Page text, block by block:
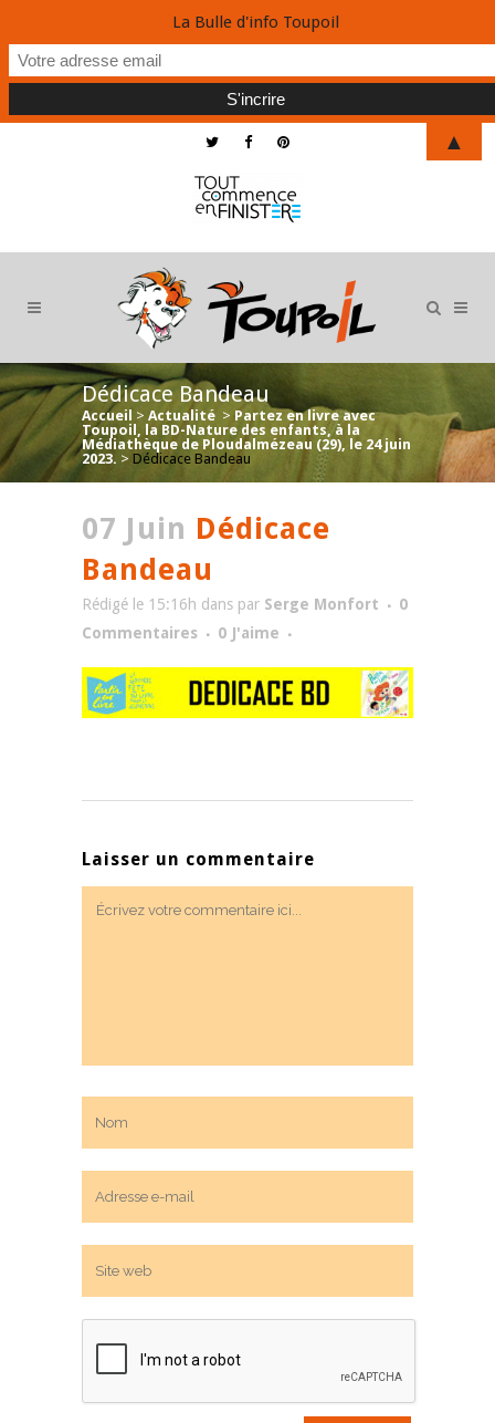
Dédicace Bandeau
Accueil > Actualité > Partez en livre avec
Toupoil, la BD-Nature des enfants, à la
Médiathèque de Ploudalmézeau (29), le 24 juin
2023. > Dédicace Bandeau
07 Juin Dédicace
Bandeau
Rédigé le 15:16h dans par Serge Monfort
0
Commentaires
0 J'aime
Laisser un commentaire
La Bulle d'info Toupoil
▲